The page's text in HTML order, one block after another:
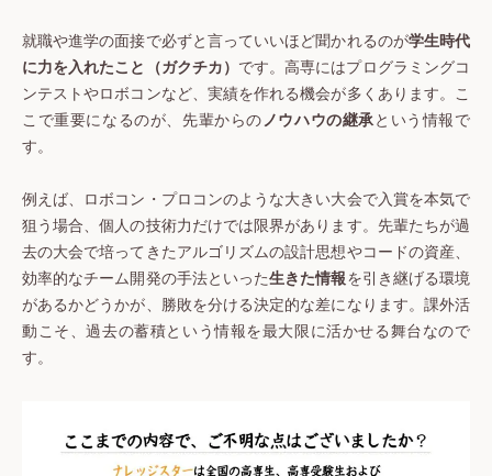
就職や進学の面接で必ずと言っていいほど聞かれるのが学生時代
に力を入れたこと（ガクチカ） です。高専にはプログラミングコ
ンテストやロボコンなど、実績を作れる機会が多くあります。こ
こで重要になるのが、先輩からのノウハウの継承という情報で
す。
例えば、ロボコン・プロコンのような大きい大会で入賞を本気で
狙う場合、個人の技術力だけでは限界があります。先輩たちが過
去の大会で培ってきたアルゴリズムの設計思想やコードの資産、
効率的なチーム開発の手法といった生きた情報を引き継げる環境
があるかどうかが、勝敗を分ける決定的な差になります。課外活
動こそ、過去の蓄積という情報を最大限に活かせる舞台なので
す。